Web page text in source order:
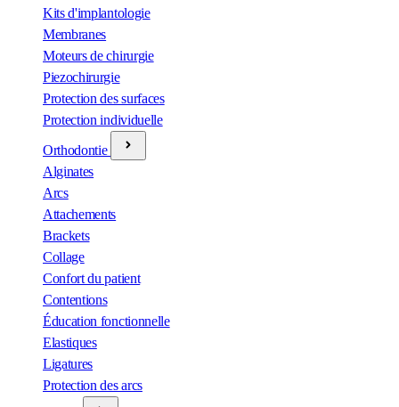
Kits d'implantologie
Membranes
Moteurs de chirurgie
Piezochirurgie
Protection des surfaces
Protection individuelle
Orthodontie
Alginates
Arcs
Attachements
Brackets
Collage
Confort du patient
Contentions
Éducation fonctionnelle
Elastiques
Ligatures
Protection des arcs